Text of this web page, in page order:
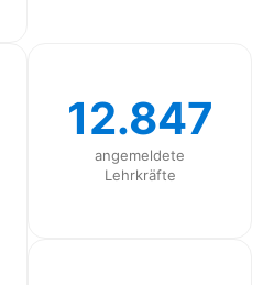
12.847
angemeldete
Lehrkräfte